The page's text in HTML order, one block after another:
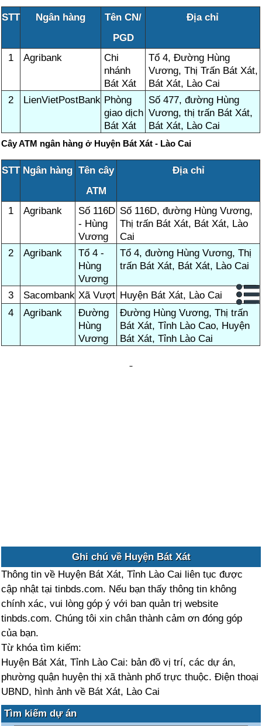
STT Ngân hàng
Tên CN/
PGD
Địa chỉ
1 Agribank
Chi
nhánh
Bát Xát
Tổ 4, Đường Hùng
Vương, Thị Trấn Bát Xát,
Bát Xát, Lào Cai
2
LienVietPostBank Phòng
giao dịch
Bát Xát
Số 477, đường Hùng
Vương, thị trấn Bát Xát,
Bát Xát, Lào Cai
Cây ATM ngân hàng ở Huyện Bát Xát - Lào Cai
STT Ngân hàng Tên cây
ATM
Địa chỉ
1 Agribank
Số 116D
- Hùng
Vương
Số 116D, đường Hùng Vương,
Thị trấn Bát Xát, Bát Xát, Lào
Cai
2
Agribank
Tổ 4 -
Hùng
Vương
Tổ 4, đường Hùng Vương, Thị
trấn Bát Xát, Bát Xát, Lào Cai
3 Sacombank Xã Vượt Huyện Bát Xát, Lào Cai
4
Agribank
Đường
Hùng
Vương
Đường Hùng Vương, Thị trấn
Bát Xát, Tỉnh Lào Cao, Huyện
Bát Xát, Tỉnh Lào Cai
Ghi chú về Huyện Bát Xát
Thông tin về Huyện Bát Xát, Tỉnh Lào Cai liên tục được
cập nhật tại tinbds.com. Nếu bạn thấy thông tin không
chính xác, vui lòng góp ý với ban quản trị website
tinbds.com. Chúng tôi xin chân thành cảm ơn đóng góp
của bạn.
Từ khóa tìm kiếm:
Huyện Bát Xát, Tỉnh Lào Cai: bản đồ vị trí, các dự án,
phường quận huyện thị xã thành phố trực thuộc. Điện thoại
UBND, hình ảnh về Bát Xát, Lào Cai
Tìm kiếm dự án